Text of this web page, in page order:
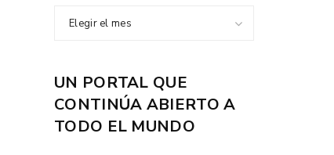
Elegir el mes
UN PORTAL QUE
CONTINÚA ABIERTO A
TODO EL MUNDO